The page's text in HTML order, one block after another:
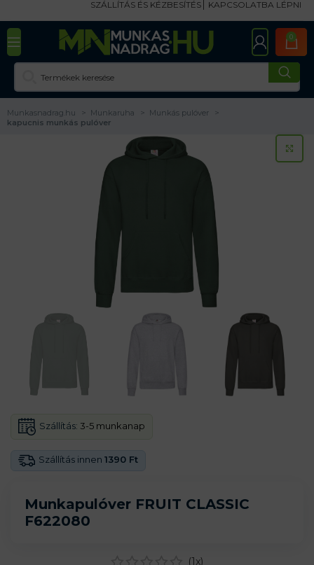
SZÁLLÍTÁS ÉS KÉZBESÍTÉS KAPCSOLATBA LÉPNI
0
Munkasnadrag.hu Munkaruha
Munkás pulóver
kapucnis munkás pulóver
Munkapulóver FRUIT CLASSIC
F622080
Szállítás innen 1390 Ft
Szállítás: 3-5 munkanap
(1x)